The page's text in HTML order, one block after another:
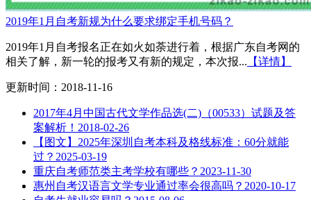
2019年1月自考新规为什么要求绑定手机号码？
2019年1月自考报名正在如火如荼进行着，根据广东自考网的
相关了解，新一轮的报考又有新的规定，本次报... 【详情】
更新时间：2018-11-16
2017年4月中国古代文学作品选(二)（00533）试题及答
案解析！ 2018-02-26
【图文】2025年深圳自考本科及格线标准：60分就能
过？ 2025-03-19
重庆自考师范类主考学校有哪些？ 2023-11-30
惠州自考汉语言文学专业通过率会很高吗？ 2020-10-17